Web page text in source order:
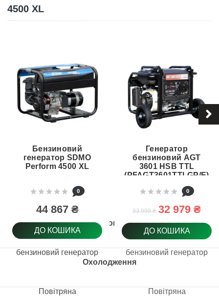
4500 XL
Тип товару
Охолодження
Бензиновий
генератор SDMO
Perform 4500 XL
0
44 867 ₴
ДО КОШИКА
бензиновий генератор
Повітряна
Генератор
бензиновий AGT
3601 HSB TTL
(PFAGT3601TTLGP/E)
0
33 999 ₴ 32 979 ₴
ДО КОШИКА
бензиновий генератор
Повітряна